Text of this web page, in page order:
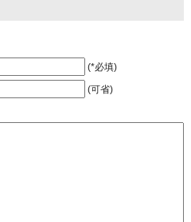
(*必填)
(可省)